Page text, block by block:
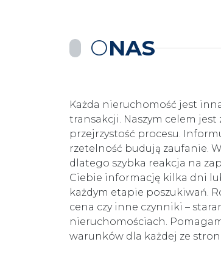
ONAS
Każda nieruchomość jest
transakcji. Naszym celem
przejrzystość procesu.
rzetelność budują zaufanie.
dlatego szybka reakcja na
Ciebie informację kilka dni
każdym etapie poszukiwań.
cena czy inne czynniki –
nieruchomościach.
warunków dla każdej ze stron.